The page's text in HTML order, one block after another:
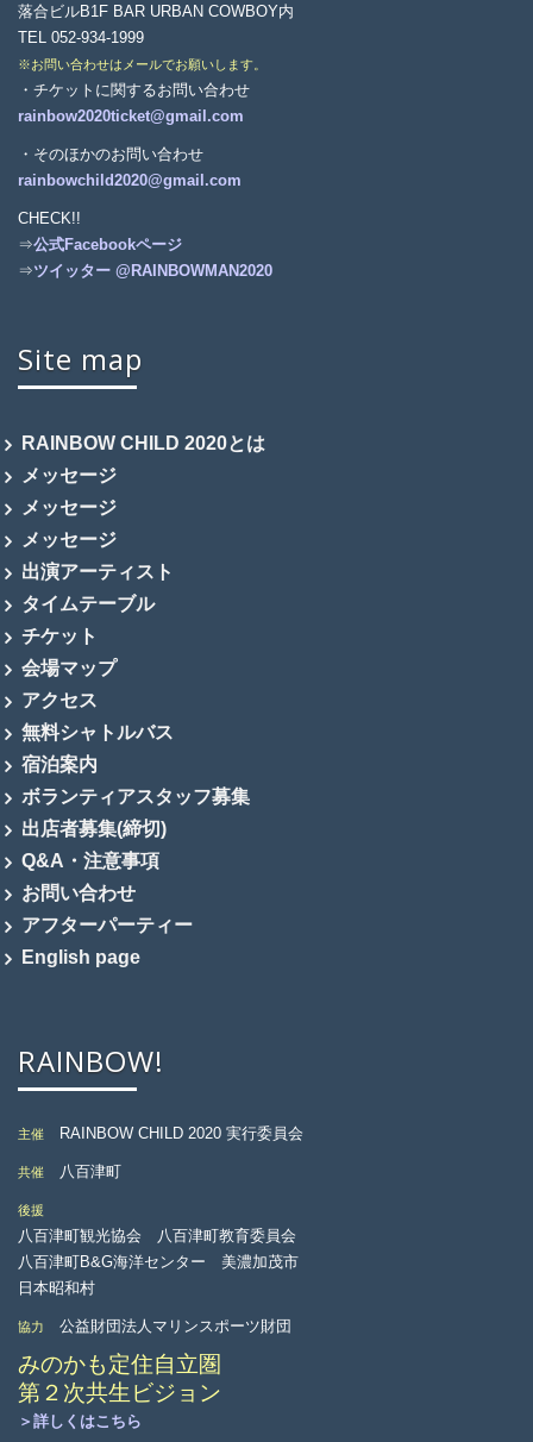
落合ビルB1F BAR URBAN COWBOY内
TEL 052-934-1999
※お問い合わせはメールでお願いします。
・チケットに関するお問い合わせ
rainbow2020ticket@gmail.com
・そのほかのお問い合わせ
rainbowchild2020@gmail.com
CHECK!!
⇒公式Facebookページ
⇒ツイッター @RAINBOWMAN2020
Site map
RAINBOW CHILD 2020とは
メッセージ
メッセージ
メッセージ
出演アーティスト
タイムテーブル
チケット
会場マップ
アクセス
無料シャトルバス
宿泊案内
ボランティアスタッフ募集
出店者募集(締切)
Q&A・注意事項
お問い合わせ
アフターパーティー
English page
RAINBOW!
主催 RAINBOW CHILD 2020 実行委員会
共催 八百津町
後援
八百津町観光協会 八百津町教育委員会
八百津町B&G海洋センター 美濃加茂市
日本昭和村
協力 公益財団法人マリンスポーツ財団
みのかも定住自立圏
第２次共生ビジョン
＞詳しくはこちら